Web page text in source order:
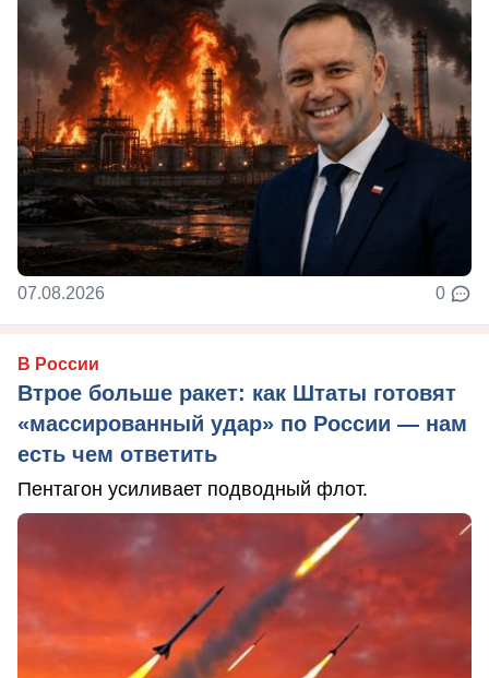
07.08.2026 0
В России
Втрое больше ракет: как Штаты готовят
«массированный удар» по России — нам
есть чем ответить
Пентагон усиливает подводный флот.